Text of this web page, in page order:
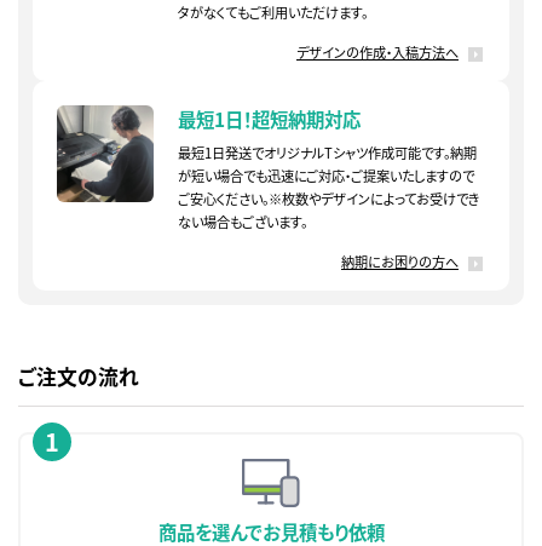
タがなくてもご利用いただけます。
デザインの作成・入稿方法へ
最短1日！超短納期対応
最短1日発送でオリジナルTシャツ作成可能です。納期
が短い場合でも迅速にご対応・ご提案いたしますので
ご安心ください。※枚数やデザインによってお受けでき
ない場合もございます。
納期にお困りの方へ
ご注文の流れ
1
商品を選んでお見積もり依頼